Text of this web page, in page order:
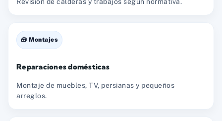
🧰 Montajes
Reparaciones domésticas
Montaje de muebles, TV, persianas y pequeños
arreglos.